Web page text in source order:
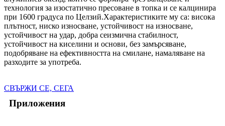
технология за изостатично пресоване в топка и се калцинира
при 1600 градуса по Целзий.Характеристиките му са: висока
плътност, ниско износване, устойчивост на износване,
устойчивост на удар, добра сеизмична стабилност,
устойчивост на киселини и основи, без замърсяване,
подобряване на ефективността на смилане, намаляване на
разходите за употреба.
СВЪРЖИ СЕ, СЕГА
Приложения